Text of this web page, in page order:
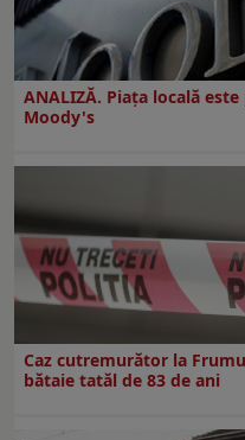
ANALIZĂ. Piața locală
Moody's
Caz cutremurător la
bătaie tatăl de 83 de ani